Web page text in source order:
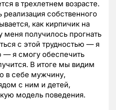
в трехлетнем возрасте.
собственного
как кирпичик на
получилось прогнать
с этой трудностью — я
— я смогу обеспечить
В итоге мы видим
в себе мужчину,
с ним и детей,
модель поведения.